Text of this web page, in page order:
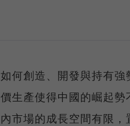
如何創造、開發與持有
價生產使得中國的崛起
內市場的成長空間有限，